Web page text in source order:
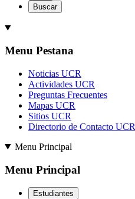
Buscar
Menu Pestana
Noticias UCR
Actividades UCR
Preguntas Frecuentes
Mapas UCR
Sitios UCR
Directorio de Contacto UCR
Menu Principal
Menu Principal
Estudiantes